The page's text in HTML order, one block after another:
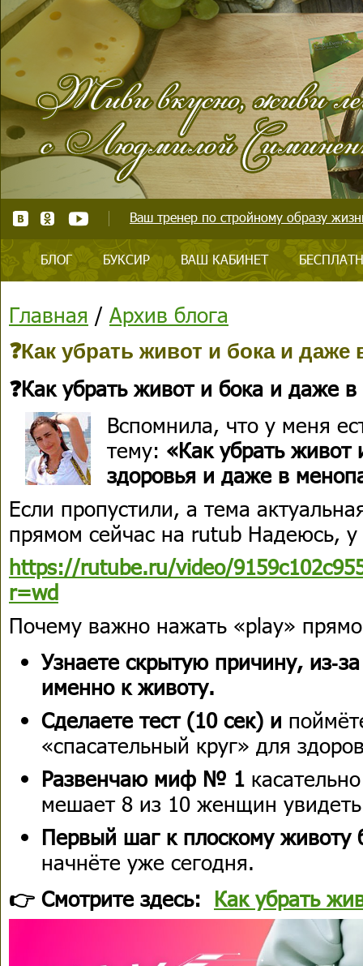
Ваш тренер по стройному образу
БЛОГ БУКСИР ВАШ КАБИНЕТ
Главная / Архив блога
❓Как убрать живот и бока и даже
❓Как убрать живот и бока и даже
Вспомнила, что у меня
тему: «Как убрать живот
здоровья и даже в
Если пропустили, а тема
прямом сейчас на rutub Надеюсь, у
https://rutube.ru/video/
r=wd
Почему важно нажать «play»
Узнаете скрытую причину,
именно к животу.
Сделаете тест (10 сек) и
«спасательный круг» для
Развенчаю миф № 1
мешает 8 из 10 женщин
Первый шаг к плоскому животу
начнёте уже сегодня.
👉 Смотрите здесь: Как убрать